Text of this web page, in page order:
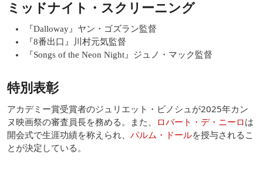
ミッドナイト・スクリーニング
『Dalloway』ヤン・ゴズラン監督
『8番出口』川村元気監督
『Songs of the Neon Night』ジュノ・マック監督
特別表彰
アカデミー賞受賞者のジュリエット・ビノシュが2025年カン
ヌ映画祭の審査員長を務める。また、 ロバート・デ・ニーロは
開会式で生涯功績を称えられ、 パルム・ドールを授与されるこ
とが決定している。